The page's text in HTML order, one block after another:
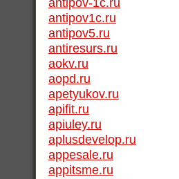
antipov1c.ru
antipov5.ru
antiresurs.ru
aokv.ru
aopd.ru
apetyukov.ru
apifit.ru
apiuley.ru
aplusdevelop.ru
appesale.ru
appitsme.ru